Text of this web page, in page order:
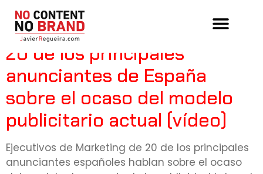
Tag:anunciantes
20 de los principales
anunciantes de España
sobre el ocaso del modelo
publicitario actual (vídeo)
Ejecutivos de Marketing de 20 de los principales
anunciantes españoles hablan sobre el ocaso